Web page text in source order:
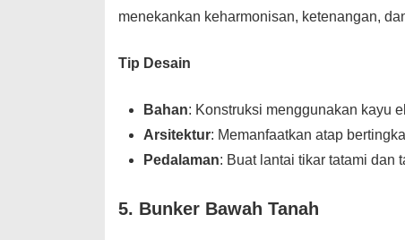
menekankan keharmonisan, ketenangan,
Tip Desain
Bahan: Konstruksi menggunakan kayu
Arsitektur: Memanfaatkan atap
Pedalaman: Buat lantai tikar tatami dan
5. Bunker Bawah Tanah